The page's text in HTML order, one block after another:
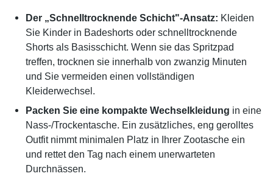
Der „Schnelltrocknende Schicht"-Ansatz: Kleiden
Sie Kinder in Badeshorts oder schnelltrocknende
Shorts als Basisschicht. Wenn sie das Spritzpad
treffen, trocknen sie innerhalb von zwanzig Minuten
und Sie vermeiden einen vollständigen
Kleiderwechsel.
Packen Sie eine kompakte Wechselkleidung in eine
Nass-/Trockentasche. Ein zusätzliches, eng gerolltes
Outfit nimmt minimalen Platz in Ihrer Zootasche ein
und rettet den Tag nach einem unerwarteten
Durchnässen.